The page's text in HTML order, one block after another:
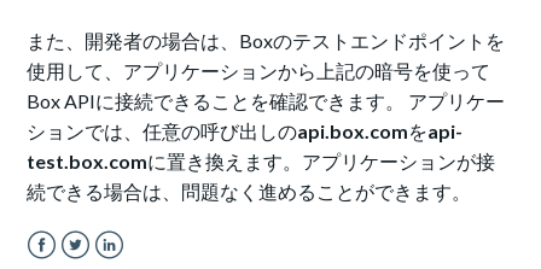
また、開発者の場合は、Boxのテストエンドポイントを
使用して、アプリケーションから上記の暗号を使って
Box APIに接続できることを確認できます。 アプリケー
ションでは、任意の呼び出しのapi.box.comをapi-
test.box.comに置き換えます。アプリケーションが接
続できる場合は、問題なく進めることができます。